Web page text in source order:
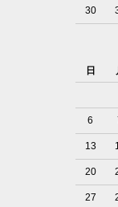
30
日
6
13
20
27